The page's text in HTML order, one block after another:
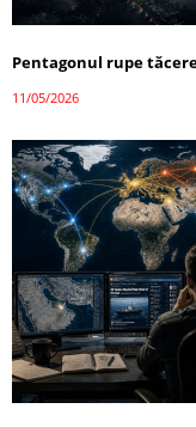
Pentagonul rupe
11/05/2026